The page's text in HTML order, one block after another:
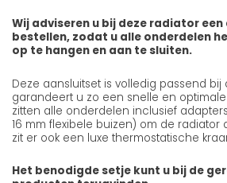
Wij adviseren u bij deze radiator
bestellen, zodat u alle onderdelen
op te hangen en aan te sluiten.
Deze aansluitset is volledig passend
garandeert u zo een snelle en
zitten alle onderdelen inclusief
16 mm flexibele buizen) om de radiator
zit er ook een luxe thermostatische
Het benodigde setje kunt u bij de